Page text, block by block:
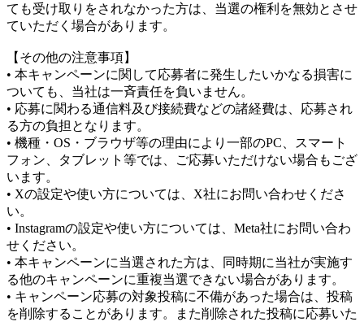
ても受け取りをされなかった方は、当選の権利を無効とさせ
ていただく場合があります。
【その他の注意事項】
• 本キャンペーンに関して応募者に発生したいかなる損害に
ついても、当社は一斉責任を負いません。
• 応募に関わる通信料及び接続費などの諸経費は、応募され
る方の負担となります。
• 機種・OS・ブラウザ等の理由により一部のPC、スマート
フォン、タブレット等では、ご応募いただけない場合もござ
います。
• Xの設定や使い方については、X社にお問い合わせくださ
い。
• Instagramの設定や使い方については、Meta社にお問い合わ
せください。
• 本キャンペーンに当選された方は、同時期に当社が実施す
る他のキャンペーンに重複当選できない場合があります。
• キャンペーン応募の対象投稿に不備があった場合は、投稿
を削除することがあります。また削除された投稿に応募いた